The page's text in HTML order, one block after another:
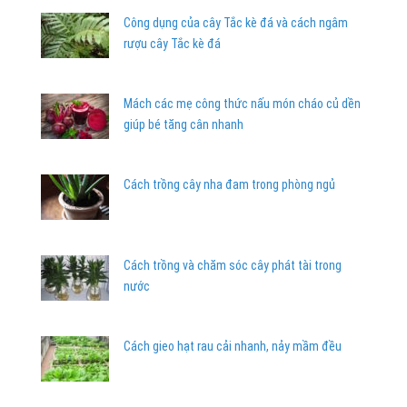
Công dụng của cây Tắc kè đá và cách ngâm
rượu cây Tắc kè đá
Mách các mẹ công thức nấu món cháo củ dền
giúp bé tăng cân nhanh
Cách trồng cây nha đam trong phòng ngủ
Cách trồng và chăm sóc cây phát tài trong
nước
Cách gieo hạt rau cải nhanh, nảy mầm đều